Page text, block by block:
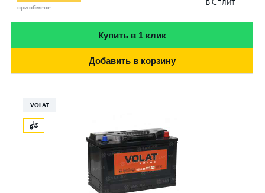
при обмене
Купить в 1 клик
Добавить в корзину
VOLAT